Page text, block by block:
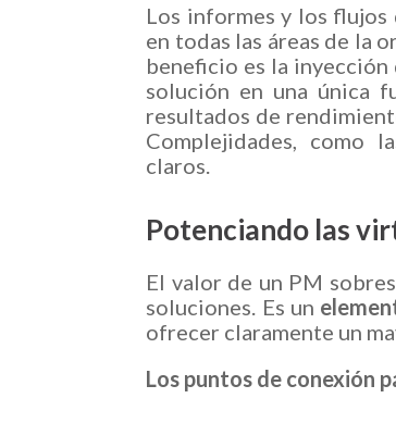
Los informes y los flujos
en todas las áreas de la
beneficio es la
solución en una única
resultados de
Complejidades, como
claros.
Potenciando las
El valor de un PM
soluciones. Es un
ofrecer claramente un
Los puntos de conexión